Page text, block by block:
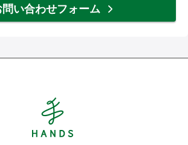
問い合わせフォーム